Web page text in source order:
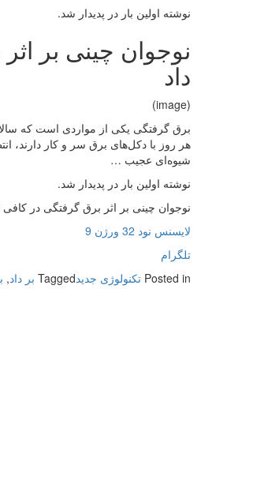
نوشته اولین بار در پدیدار شد.
نوجوان چینی بر
داد
(image)
برق گرفتگی یکی از مواردی است که
هر روز با دکل‌های برق سر و کار دارند،
شیوه‌ای عجیب …
نوشته اولین بار در پدیدار شد.
نوجوان چینی بر اثر برق گرفتگی در
لایسنس نود 32 ورژن 9
تلگرام
Posted in تکنولوژی جدیدTagged بر داد,